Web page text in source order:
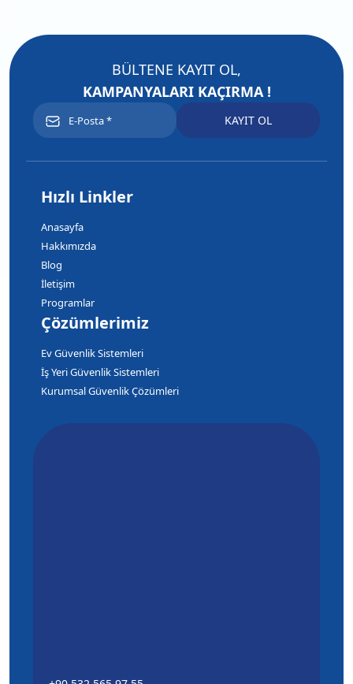
BÜLTENE KAYIT OL,
KAMPANYALARI KAÇIRMA !
Hızlı Linkler
Anasayfa
Hakkımızda
Blog
İletişim
Programlar
Çözümlerimiz
Ev Güvenlik Sistemleri
İş Yeri Güvenlik Sistemleri
Kurumsal Güvenlik Çözümleri